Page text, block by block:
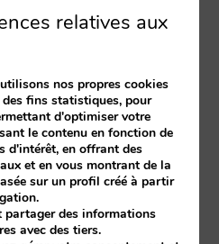
Property Promotion Ads
?
est une opportunité pour
pour les OTA
de Google permet
une position mise en
recherche par
relatives aux
nos propres cookies
fins statistiques, pour
d'optimiser votre
le contenu en fonction de
d'intérêt, en offrant des
et en vous montrant de la
sur un profil créé à partir
partager des informations
avec des tiers.